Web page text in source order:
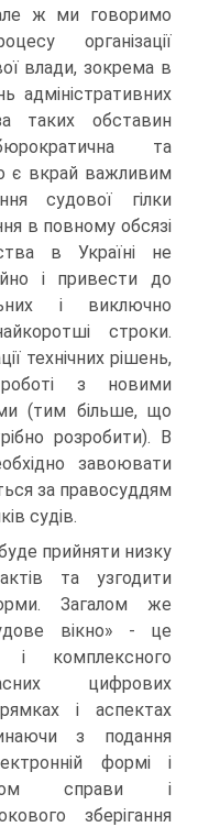
але ж ми говоримо
організації
влади, зокрема в
адміністративних
таких обставин
та
є вкрай важливим
судової гілки
в повному обсязі
в Україні не
і привести до
і виключно
строки.
технічних рішень,
з новими
(тим більше, що
розробити). В
завоювати
за правосуддям
судів.
прийняти низку
та узгодити
Загалом же
вікно» - це
і комплексного
цифрових
і аспектах
з подання
формі і
справи і
зберігання